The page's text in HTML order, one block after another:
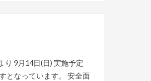
9月14日(日) 実施予定
となっています。 安全面